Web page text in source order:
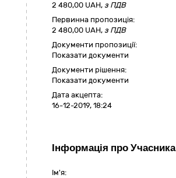
2 480,00 UAH, з ПДВ
Первинна пропозиція:
2 480,00 UAH, з ПДВ
Документи пропозиції:
Показати документи
Документи рішення:
Показати документи
Дата акцепта:
16-12-2019, 18:24
Інформація про Учасника
Ім'я: